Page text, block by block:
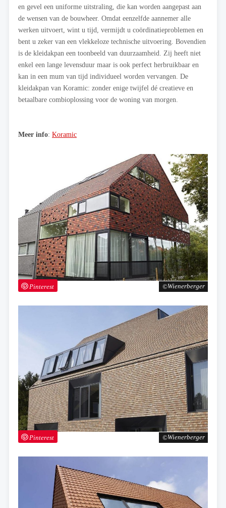
Wienerberger
Pinterest
Wienerberger
Pinterest
en gevel een uniforme uitstraling, die kan worden aangepast aan
de wensen van de bouwheer. Omdat eenzelfde aannemer alle
werken uitvoert, wint u tijd, vermijdt u coördinatieproblemen en
bent u zeker van een vlekkeloze technische uitvoering. Bovendien
is de kleidakpan een toonbeeld van duurzaamheid. Zij heeft niet
enkel een lange levensduur maar is ook perfect herbruikbaar en
kan in een mum van tijd individueel worden vervangen. De
kleidakpan van Koramic: zonder enige twijfel dé creatieve en
betaalbare combioplossing voor de woning van morgen.
Meer info: Koramic